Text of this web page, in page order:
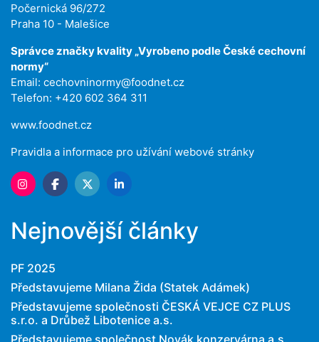
Počernická 96/272
Praha 10 - Malešice
Správce značky kvality „Vyrobeno podle České cechovní
normy“
Email: cechovninormy@foodnet.cz
Telefon: +420 602 364 311
www.foodnet.cz
Pravidla a informace pro užívání webové stránky
Nejnovější články
PF 2025
Představujeme Milana Žida (Statek Adámek)
Představujeme společnosti ČESKÁ VEJCE CZ PLUS
s.r.o. a Drůbež Libotenice a.s.
Představujeme společnost Novák konzervárna a.s.